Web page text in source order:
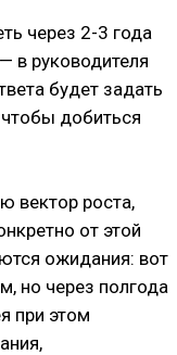
через 2-3 года
в руководителя
будет задать
добиться
вектор роста,
от этой
ожидания: вот
но через полгода
при этом